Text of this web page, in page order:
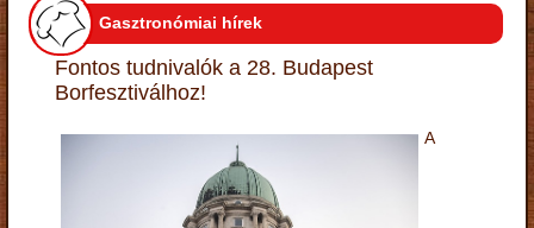
Gasztronómiai hírek
Fontos tudnivalók a 28. Budapest
Borfesztiválhoz!
A